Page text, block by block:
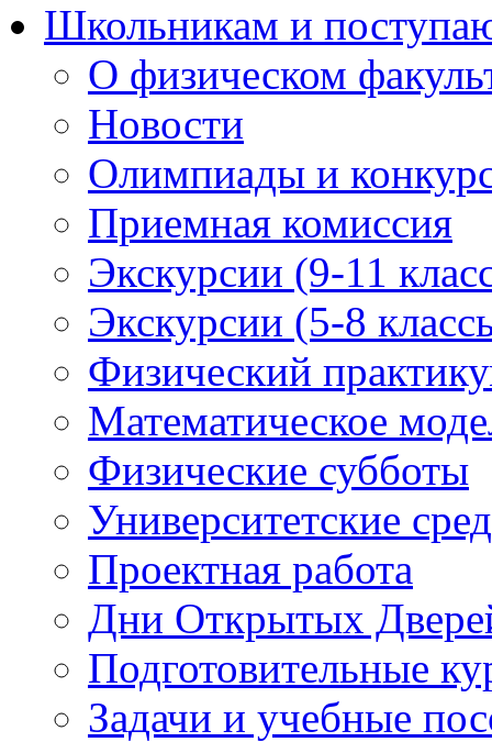
Школьникам и
О физическом
Новости
Олимпиады и
Приемная комиссия
Экскурсии (9-11
Экскурсии (5-8
Физический
Математическое
Физические субботы
Университетские
Проектная работа
Дни Открытых
Подготовительные
Задачи и учебные